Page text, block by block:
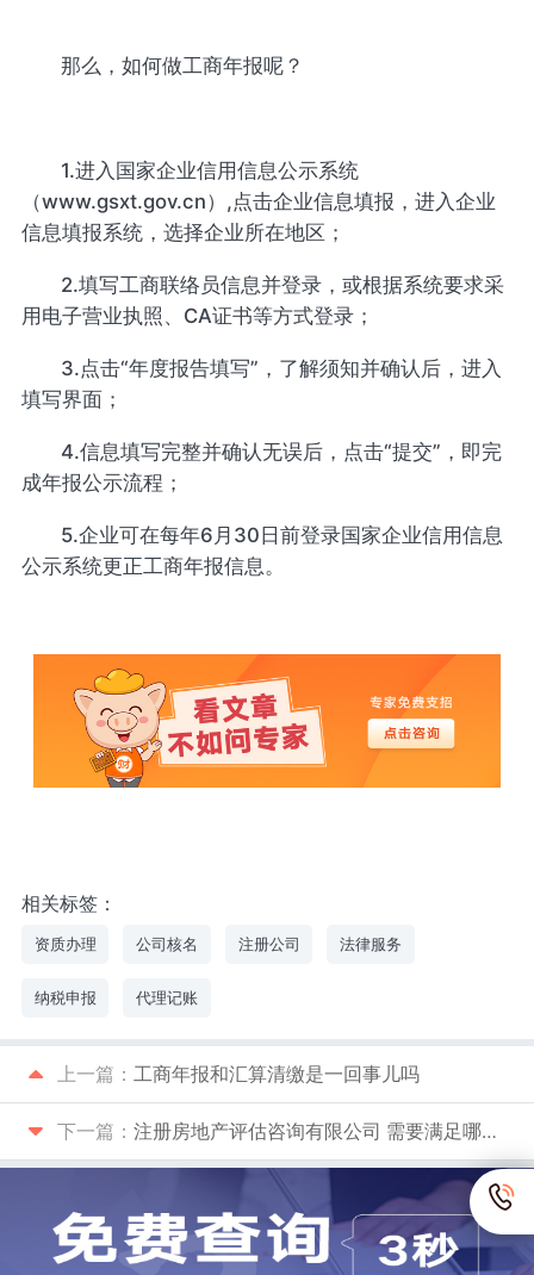
那么，如何做工商年报呢？
1.进入国家企业信用信息公示系统
（www.gsxt.gov.cn）,点击企业信息填报，进入企业
信息填报系统，选择企业所在地区；
2.填写工商联络员信息并登录，或根据系统要求采
用电子营业执照、CA证书等方式登录；
3.点击“年度报告填写”，了解须知并确认后，进入
填写界面；
4.信息填写完整并确认无误后，点击“提交”，即完
成年报公示流程；
5.企业可在每年6月30日前登录国家企业信用信息
公示系统更正工商年报信息。
相关标签：
资质办理 公司核名 注册公司 法律服务
纳税申报 代理记账
上一篇： 工商年报和汇算清缴是一回事儿吗
下一篇： 注册房地产评估咨询有限公司 需要满足哪些条件